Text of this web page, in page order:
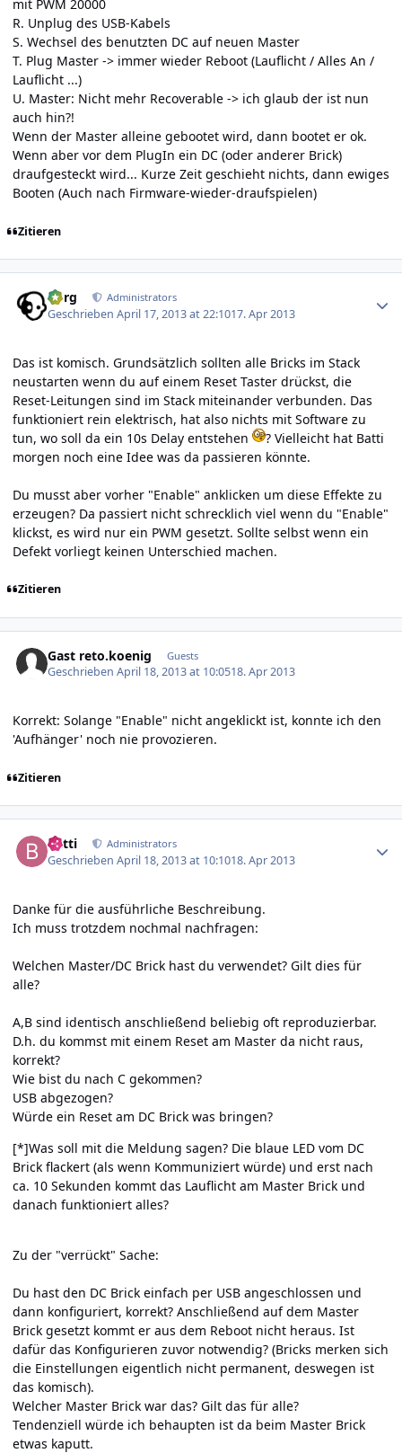
mit PWM 20000
R. Unplug des USB-Kabels
S. Wechsel des benutzten DC auf neuen Master
T. Plug Master -> immer wieder Reboot (Lauflicht / Alles An /
Lauflicht ...)
U. Master: Nicht mehr Recoverable -> ich glaub der ist nun
auch hin?!
Wenn der Master alleine gebootet wird, dann bootet er ok.
Wenn aber vor dem PlugIn ein DC (oder anderer Brick)
draufgesteckt wird... Kurze Zeit geschieht nichts, dann ewiges
Booten (Auch nach Firmware-wieder-draufspielen)
Zitieren
borg Administrators
GeschriebenApril 17, 2013 at 22:1017. Apr 2013
Das ist komisch. Grundsätzlich sollten alle Bricks im Stack
neustarten wenn du auf einem Reset Taster drückst, die
Reset-Leitungen sind im Stack miteinander verbunden. Das
funktioniert rein elektrisch, hat also nichts mit Software zu
tun, wo soll da ein 10s Delay entstehen
? Vielleicht hat Batti
morgen noch eine Idee was da passieren könnte.
Du musst aber vorher "Enable" anklicken um diese Effekte zu
erzeugen? Da passiert nicht schrecklich viel wenn du "Enable"
klickst, es wird nur ein PWM gesetzt. Sollte selbst wenn ein
Defekt vorliegt keinen Unterschied machen.
Zitieren
Gast reto.koenig Guests
GeschriebenApril 18, 2013 at 10:0518. Apr 2013
Korrekt: Solange "Enable" nicht angeklickt ist, konnte ich den
'Aufhänger' noch nie provozieren.
Zitieren
batti Administrators
GeschriebenApril 18, 2013 at 10:1018. Apr 2013
Danke für die ausführliche Beschreibung.
Ich muss trotzdem nochmal nachfragen:
Welchen Master/DC Brick hast du verwendet? Gilt dies für
alle?
A,B sind identisch anschließend beliebig oft reproduzierbar.
D.h. du kommst mit einem Reset am Master da nicht raus,
korrekt?
Wie bist du nach C gekommen?
USB abgezogen?
Würde ein Reset am DC Brick was bringen?
[*]Was soll mit die Meldung sagen? Die blaue LED vom DC
Brick flackert (als wenn Kommuniziert würde) und erst nach
ca. 10 Sekunden kommt das Lauflicht am Master Brick und
danach funktioniert alles?
Zu der "verrückt" Sache:
Du hast den DC Brick einfach per USB angeschlossen und
dann konfiguriert, korrekt? Anschließend auf dem Master
Brick gesetzt kommt er aus dem Reboot nicht heraus. Ist
dafür das Konfigurieren zuvor notwendig? (Bricks merken sich
die Einstellungen eigentlich nicht permanent, deswegen ist
das komisch).
Welcher Master Brick war das? Gilt das für alle?
Tendenziell würde ich behaupten ist da beim Master Brick
etwas kaputt.